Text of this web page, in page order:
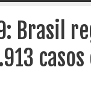
Brasil
casos